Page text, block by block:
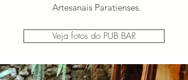
Artesanais Paratienses.
Veja fotos do PUB BAR